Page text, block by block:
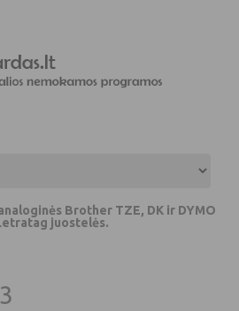
Brother TZE, DK ir DYMO
juostelės.